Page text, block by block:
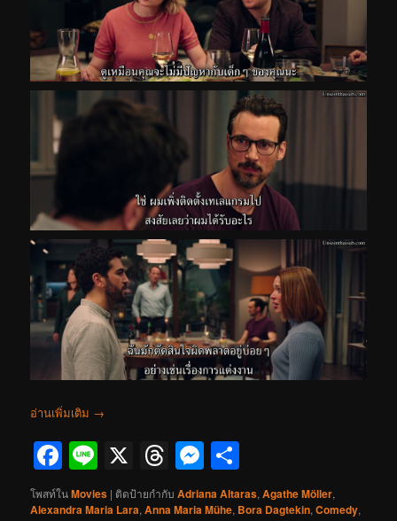
อ่านเพิ่มเติม →
Facebook
Line
X Threads
Messenger
โพสท์ในMovies | ติดป้ายกำกับ Adriana Altaras,Agathe Möller,
Alexandra Maria Lara,Anna Maria Mühe, Bora Dagtekin,Comedy,